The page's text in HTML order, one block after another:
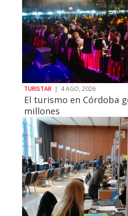
TURISTAR | 4 AGO, 2026
El turismo en Córdoba
millones